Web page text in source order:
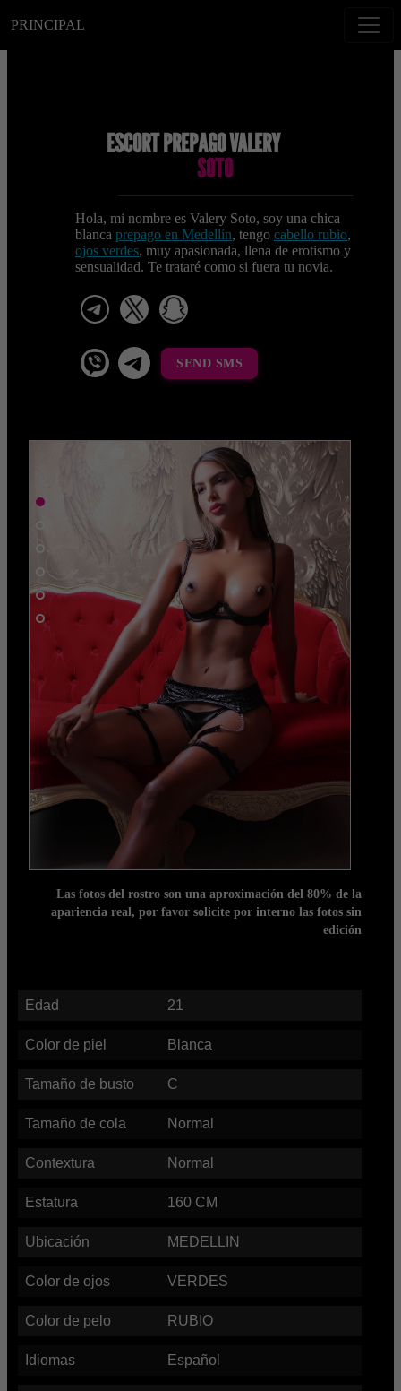
PRINCIPAL
ESCORT PREPAGO VALERY
SOTO
Hola, mi nombre es Valery Soto, soy una chica
blanca prepago en Medellín, tengo cabello rubio,
ojos verdes, muy apasionada, llena de erotismo y
sensualidad. Te trataré como si fuera tu novia.
telegram
viber Telegram La Celestina
SEND SMS
Las fotos del rostro son una aproximación del 80% de la
apariencia real, por favor solicite por interno las fotos sin
edición
Edad 21
Color de piel Blanca
Tamaño de busto C
Tamaño de cola Normal
Contextura Normal
Estatura 160 CM
Ubicación MEDELLIN
Color de ojos VERDES
Color de pelo RUBIO
Idiomas Español